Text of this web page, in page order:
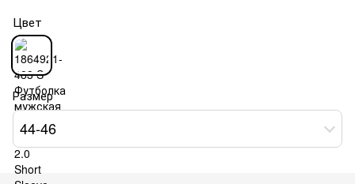
Цвет
Размер
44-46